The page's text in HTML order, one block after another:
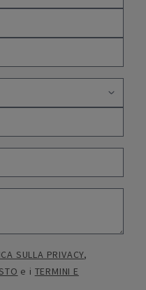
SULLA PRIVACY,
e i TERMINI E